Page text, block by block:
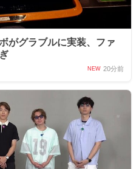
がグラブルに実装、ファ
NEW 20分前